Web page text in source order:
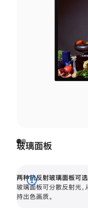
玻璃面板
两种抗反射玻璃面板可选
玻璃面板可分散反射光
持出色画质。
展
开